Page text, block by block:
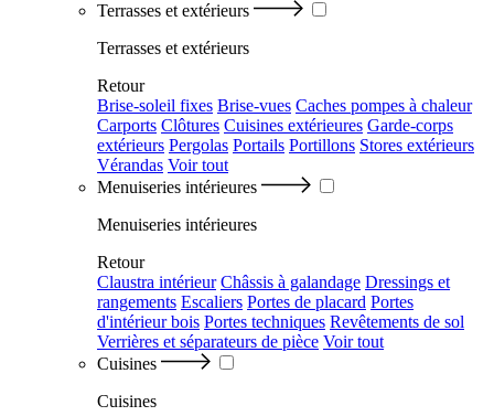
Terrasses et extérieurs
Terrasses et extérieurs
Retour
Brise-soleil fixes Brise-vues Caches pompes à chaleur
Carports Clôtures Cuisines extérieures Garde-corps
extérieurs Pergolas Portails Portillons Stores extérieurs
Vérandas Voir tout
Menuiseries intérieures
Menuiseries intérieures
Retour
Claustra intérieur Châssis à galandage Dressings et
rangements Escaliers Portes de placard Portes
d'intérieur bois Portes techniques Revêtements de sol
Verrières et séparateurs de pièce Voir tout
Cuisines
Cuisines